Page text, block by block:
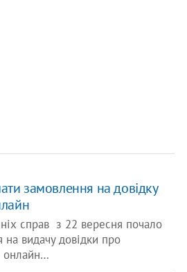
замовлення на довідку
справ з 22 вересня почало
видачу довідки про
онлайн…